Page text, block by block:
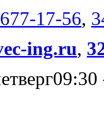
17-56,
ing.ru,
09:30